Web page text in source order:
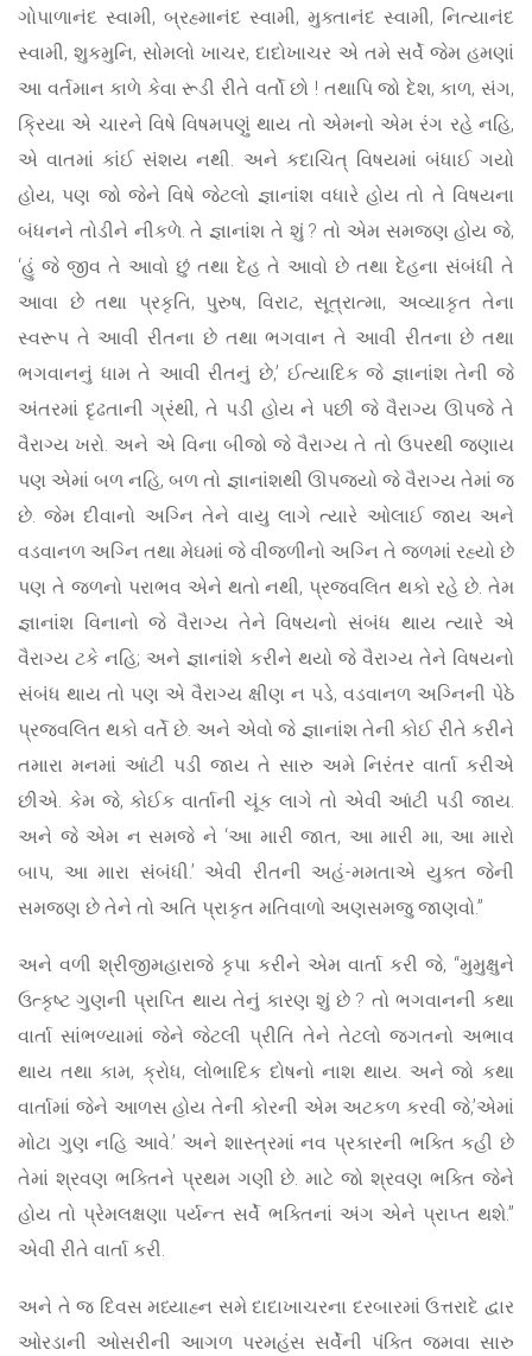
ગોપાળાનંદ સ્વામી, બ્રહ્માનંદ સ્વામી, મુક્તાનંદ સ્વામી, નિત્યાનંદ
સ્વામી, શુકમુનિ, સોમલો ખાચર, દાદોખાચર એ તમે સર્વે જેમ હમણાં
આ વર્તમાન કાળે કેવા રૂડી રીતે વર્તો છો ! તથાપિ જો દેશ, કાળ, સંગ,
ક્રિયા એ ચારને વિષે વિષમપણું થાય તો એમનો એમ રંગ રહે નહિ,
એ વાતમાં કાંઈ સંશય નથી. અને કદાચિત્ વિષયમાં બંધાઈ ગયો
હોય, પણ જો જેને વિષે જેટલો જ્ઞાનાંશ વધારે હોય તો તે વિષયના
બંધનને તોડીને નીકળે. તે જ્ઞાનાંશ તે શું ? તો એમ સમજણ હોય જે,
‘હું જે જીવ તે આવો છું તથા દેહ તે આવો છે તથા દેહના સંબંધી તે
આવા છે તથા પ્રકૃતિ, પુરુષ, વિરાટ, સૂત્રાત્મા, અવ્યાકૃત તેના
સ્વરૂપ તે આવી રીતના છે તથા ભગવાન તે આવી રીતના છે તથા
ભગવાનનું ધામ તે આવી રીતનું છે,’ ઈત્યાદિક જે જ્ઞાનાંશ તેની જે
અંતરમાં દૃઢતાની ગ્રંથી, તે પડી હોય ને પછી જે વૈરાગ્ય ઊપજે તે
વૈરાગ્ય ખરો. અને એ વિના બીજો જે વૈરાગ્ય તે તો ઉપરથી જણાય
પણ એમાં બળ નહિ, બળ તો જ્ઞાનાંશથી ઊપજ્યો જે વૈરાગ્ય તેમાં જ
છે. જેમ દીવાનો અગ્નિ તેને વાયુ લાગે ત્યારે ઓલાઈ જાય અને
વડવાનળ અગ્નિ તથા મેઘમાં જે વીજળીનો અગ્નિ તે જળમાં રહ્યો છે
પણ તે જળનો પરાભવ એને થતો નથી, પ્રજ્વલિત થકો રહે છે. તેમ
જ્ઞાનાંશ વિનાનો જે વૈરાગ્ય તેને વિષયનો સંબંધ થાય ત્યારે એ
વૈરાગ્ય ટકે નહિ; અને જ્ઞાનાંશે કરીને થયો જે વૈરાગ્ય તેને વિષયનો
સંબંધ થાય તો પણ એ વૈરાગ્ય ક્ષીણ ન પડે, વડવાનળ અગ્નિની પેઠે
પ્રજ્વલિત થકો વર્તે છે. અને એવો જે જ્ઞાનાંશ તેની કોઈ રીતે કરીને
તમારા મનમાં આંટી પડી જાય તે સારુ અમે નિરંતર વાર્તા કરીએ
છીએ. કેમ જે, કોઈક વાર્તાની ચૂંક લાગે તો એવી આંટી પડી જાય.
અને જે એમ ન સમજે ને ‘આ મારી જાત, આ મારી મા, આ મારો
બાપ, આ મારા સંબંધી.’ એવી રીતની અહં-મમતાએ યુક્ત જેની
સમજણ છે તેને તો અતિ પ્રાકૃત મતિવાળો અણસમજુ જાણવો.”
અને વળી શ્રીજીમહારાજે કૃપા કરીને એમ વાર્તા કરી જે, “મુમુક્ષુને
ઉત્કૃષ્ટ ગુણની પ્રાપ્તિ થાય તેનું કારણ શું છે ? તો ભગવાનની કથા
વાર્તા સાંભળ્યામાં જેને જેટલી પ્રીતિ તેને તેટલો જગતનો અભાવ
થાય તથા કામ, ક્રોધ, લોભાદિક દોષનો નાશ થાય. અને જો કથા
વાર્તામાં જેને આળસ હોય તેની કોરની એમ અટકળ કરવી જે,’એમાં
મોટા ગુણ નહિ આવે.’ અને શાસ્ત્રમાં નવ પ્રકારની ભક્તિ કહી છે
તેમાં શ્રવણ ભક્તિને પ્રથમ ગણી છે. માટે જો શ્રવણ ભક્તિ જેને
હોય તો પ્રેમલક્ષણા પર્યન્ત સર્વે ભક્તિનાં અંગ એને પ્રાપ્ત થશે.”
એવી રીતે વાર્તા કરી.
અને તે જ દિવસ મધ્યાહ્ન સમે દાદાખાચરના દરબારમાં ઉત્તરાદે દ્વાર
ઓરડાની ઓસરીની આગળ પરમહંસ સર્વેની પંક્તિ જમવા સારુ